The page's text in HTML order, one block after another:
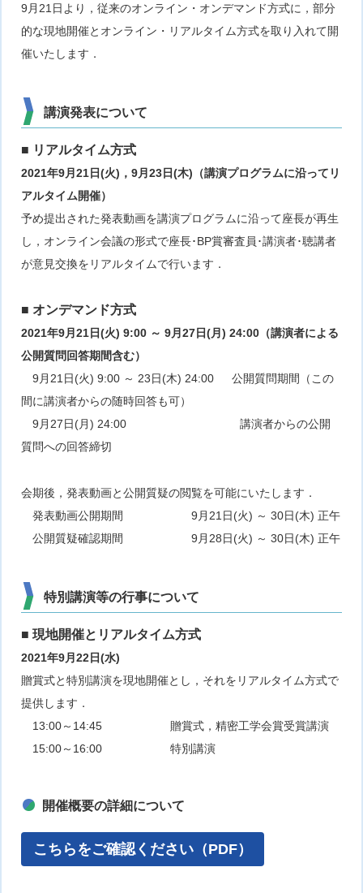
9月21日より，従来のオンライン・オンデマンド方式に，部分
的な現地開催とオンライン・リアルタイム方式を取り入れて開
催いたします．
講演発表について
■ リアルタイム方式
2021年9月21日(火)，9月23日(木)（講演プログラムに沿ってリ
アルタイム開催）
予め提出された発表動画を講演プログラムに沿って座長が再生
し，オンライン会議の形式で座長･BP賞審査員･講演者･聴講者
が意見交換をリアルタイムで行います．
■ オンデマンド方式
2021年9月21日(火) 9:00 ～ 9月27日(月) 24:00（講演者による
公開質問回答期間含む）
9月21日(火) 9:00 ～ 23日(木) 24:00 公開質問期間（この
間に講演者からの随時回答も可）
9月27日(月) 24:00 講演者からの公開
質問への回答締切
会期後，発表動画と公開質疑の閲覧を可能にいたします．
発表動画公開期間 9月21日(火) ～ 30日(木) 正午
公開質疑確認期間 9月28日(火) ～ 30日(木) 正午
特別講演等の行事について
■ 現地開催とリアルタイム方式
2021年9月22日(水)
贈賞式と特別講演を現地開催とし，それをリアルタイム方式で
提供します．
13:00～14:45 贈賞式，精密工学会賞受賞講演
15:00～16:00 特別講演
開催概要の詳細について
こちらをご確認ください（PDF）